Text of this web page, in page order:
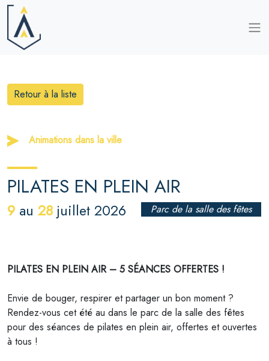
Retour à la liste
Animations dans la ville
PILATES EN PLEIN AIR
9 au28 juillet 2026 Parc de la salle des fêtes
PILATES EN PLEIN AIR – 5 SÉANCES OFFERTES !
Envie de bouger, respirer et partager un bon moment ?
Rendez-vous cet été au dans le parc de la salle des fêtes
pour des séances de pilates en plein air, offertes et ouvertes
à tous !